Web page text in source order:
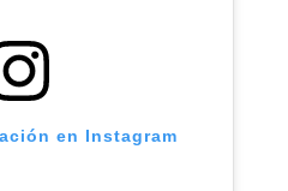
en Instagram